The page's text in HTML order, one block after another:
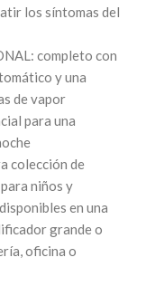
los síntomas del
completo con
y una
de vapor
para una
colección de
niños y
en una
grande o
oficina o